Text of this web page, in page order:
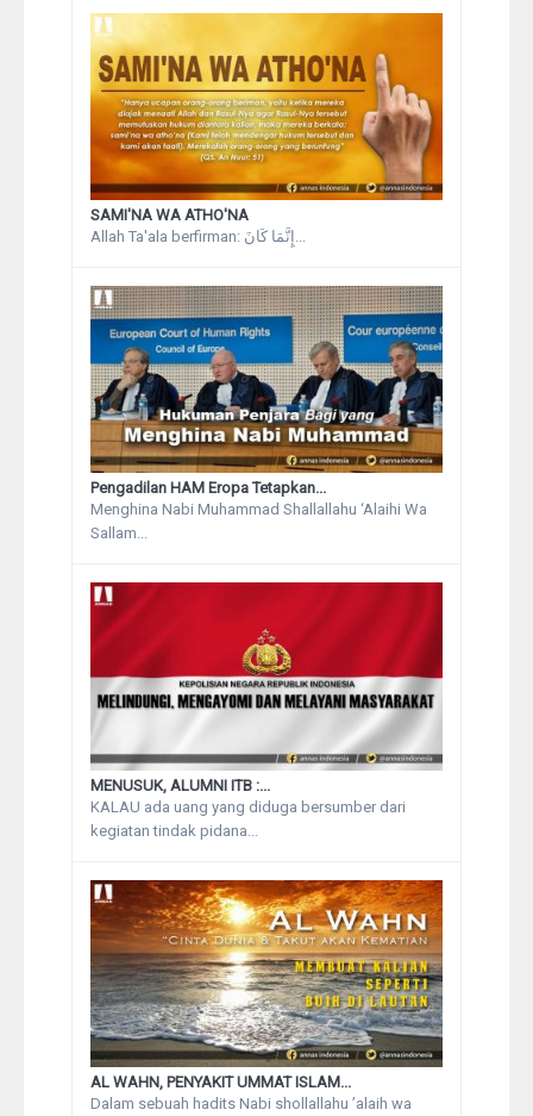
SAMI'NA WA ATHO'NA
Allah Ta'ala berfirman: إِنَّمَا كَانَ...
Pengadilan HAM Eropa Tetapkan...
Menghina Nabi Muhammad Shallallahu ‘Alaihi Wa
Sallam...
MENUSUK, ALUMNI ITB :...
KALAU ada uang yang diduga bersumber dari
kegiatan tindak pidana...
AL WAHN, PENYAKIT UMMAT ISLAM...
Dalam sebuah hadits Nabi shollallahu ’alaih wa